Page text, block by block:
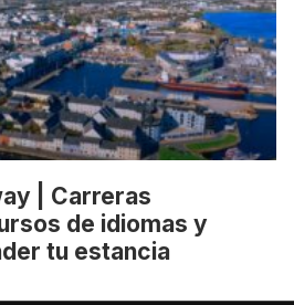
| Carreras
de idiomas y
tu estancia